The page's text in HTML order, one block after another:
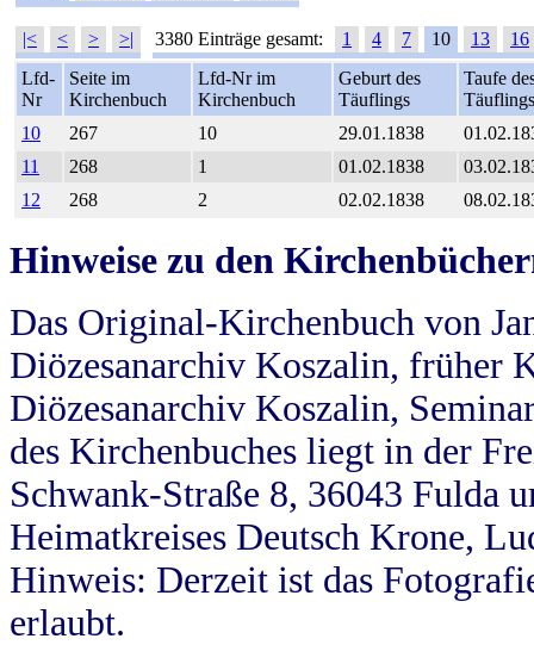
|< < > >| 3380 Einträge gesamt: 1 4 7 10 13
16
Lfd-
Nr
Seite im
Kirchenbuch
Lfd-Nr im
Kirchenbuch
Geburt des
Täuflings
Taufe
Täuflings
10
267 10 29.01.1838
11
268 1 01.02.1838
12
268 2 02.02.1838
Hinweise zu den
Das Original-Kirchenbuch von
Diözesanarchiv Koszalin, früher
Diözesanarchiv Koszalin,
des Kirchenbuches liegt in der
Schwank-Straße 8, 36043 Fulda
Heimatkreises Deutsch Krone,
Hinweis: Derzeit ist das
erlaubt.